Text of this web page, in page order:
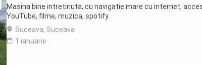
Masina bine intretinuta, cu navigatie mare cu internet,
YouTube, filme, muzica, spotify.
Suceava, Suceava
1 ianuarie